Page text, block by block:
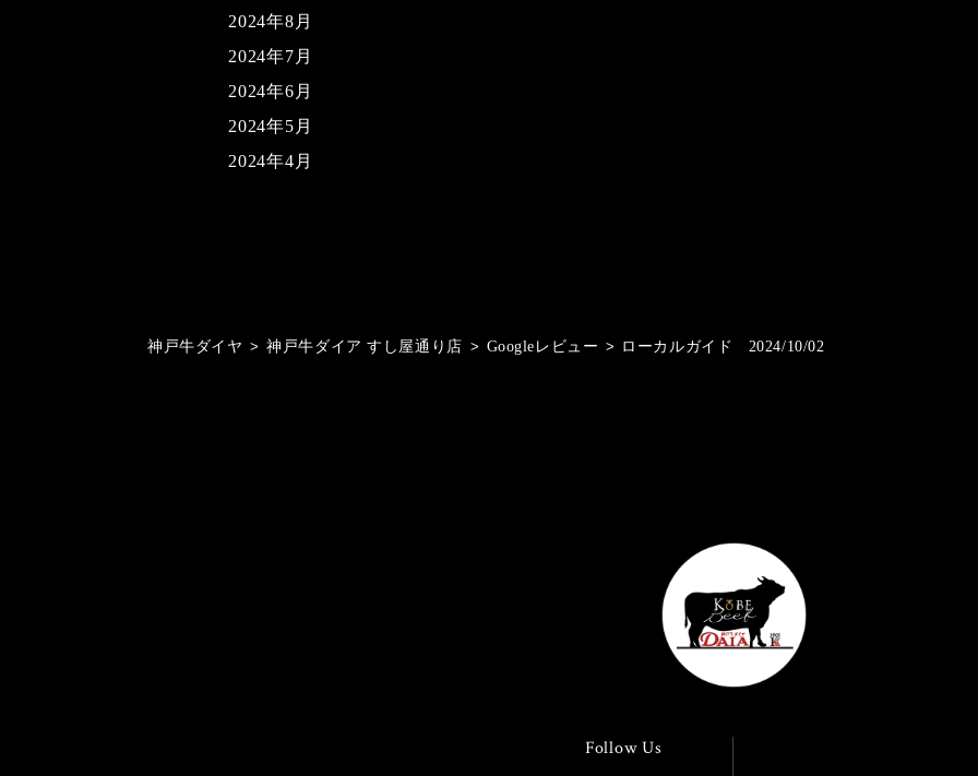
2024年8月
2024年7月
2024年6月
2024年5月
2024年4月
神戸牛ダイヤ > 神戸牛ダイア すし屋通り店 > Googleレビュー > ローカルガイド 2024/10/02
Follow Us